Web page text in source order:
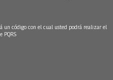
un código con el cual usted podrá realizar el
PQRS